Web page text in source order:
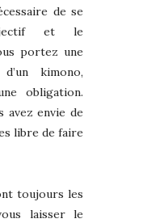
de se
et le
portez une
kimono,
obligation.
avez envie de
libre de faire
toujours les
laisser le